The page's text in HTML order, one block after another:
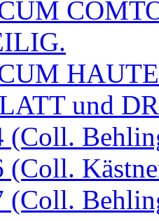
und
(Coll.
(Coll.
(Coll.